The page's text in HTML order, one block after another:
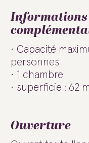
Informations
Capacité
personnes
1 chambre
superficie : 62
Ouverture